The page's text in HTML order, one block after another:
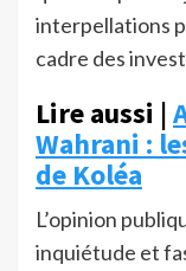
interpellations
cadre des
Lire aussi |
Wahrani :
de Koléa
L’opinion
inquiétude et